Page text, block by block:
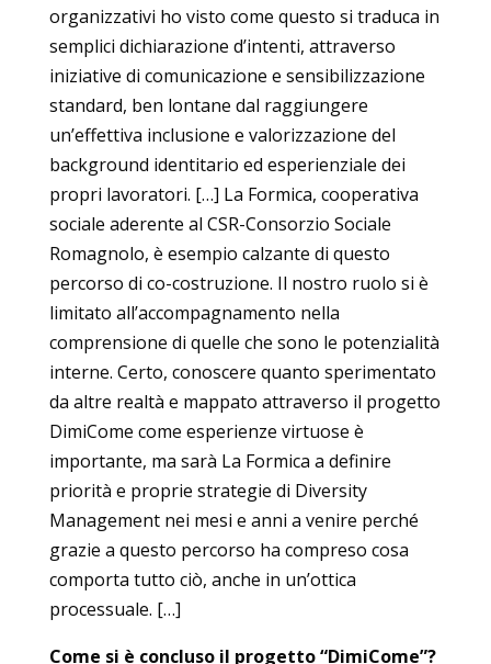
organizzativi ho visto come questo si traduca in
semplici dichiarazione d’intenti, attraverso
iniziative di comunicazione e sensibilizzazione
standard, ben lontane dal raggiungere
un’effettiva inclusione e valorizzazione del
background identitario ed esperienziale dei
propri lavoratori. […] La Formica, cooperativa
sociale aderente al CSR-Consorzio Sociale
Romagnolo, è esempio calzante di questo
percorso di co-costruzione. Il nostro ruolo si è
limitato all’accompagnamento nella
comprensione di quelle che sono le potenzialità
interne. Certo, conoscere quanto sperimentato
da altre realtà e mappato attraverso il progetto
DimiCome come esperienze virtuose è
importante, ma sarà La Formica a definire
priorità e proprie strategie di Diversity
Management nei mesi e anni a venire perché
grazie a questo percorso ha compreso cosa
comporta tutto ciò, anche in un’ottica
processuale. […]
Come si è concluso il progetto “DimiCome”?